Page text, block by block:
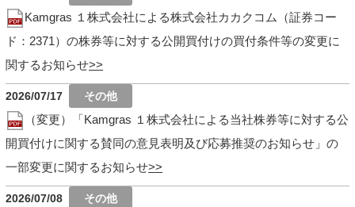
Kamgras １株式会社による株式会社カカクコム（証券コー
ド：2371）の株券等に対する公開買付けの買付条件等の変更に
関するお知らせ
2026/07/17
（変更）「Kamgras １株式会社による当社株券等に対する公
開買付けに関する賛同の意見表明及び応募推奨のお知らせ」の
一部変更に関するお知らせ
2026/07/08